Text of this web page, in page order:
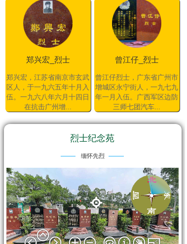
郑兴宏_烈士
郑兴宏，江苏省南京市玄武
区人，于一九六五年十月入
伍。一九六八年六月十四日
在抗击广州增...
曾江仔_烈士
曾江仔烈士，广东省广州市
增城区永宁街人，一九七九
年一月入伍。广西军区边防
三师七团汽车...
烈士纪念苑
缅怀先烈